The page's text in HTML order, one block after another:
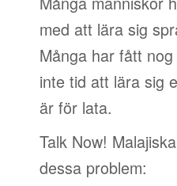
med att lära sig
Många har fått
inte tid att lära sig
är för lata.
Talk Now!
dessa problem: